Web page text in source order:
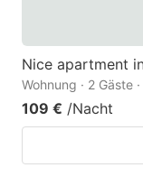
Nice apartment
Wohnung · 2 Gäste
109 € /Nacht